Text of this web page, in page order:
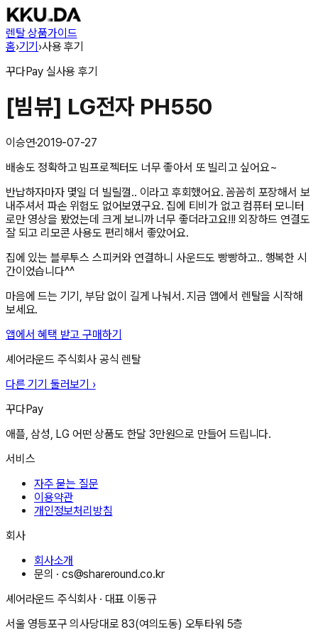
렌탈 상품가이드
홈›기기›사용 후기
꾸다Pay 실사용 후기
[빔뷰] LG전자 PH550
이승연·2019-07-27
배송도 정확하고 빔프로젝터도 너무 좋아서 또 빌리고 싶어요~
반납하자마자 몇일 더 빌릴껄.. 이라고 후회했어요. 꼼꼼히 포장해서 보
내주셔서 파손 위험도 없어보였구요. 집에 티비가 없고 컴퓨터 모니터
로만 영상을 봤었는데 크게 보니까 너무 좋더라고요!!! 외장하드 연결도
잘 되고 리모콘 사용도 편리해서 좋았어요.
집에 있는 블루투스 스피커와 연결하니 사운드도 빵빵하고.. 행복한 시
간이었습니다^^
마음에 드는 기기, 부담 없이 길게 나눠서. 지금 앱에서 렌탈을 시작해
보세요.
앱에서 혜택 받고 구매하기
셰어라운드 주식회사 공식 렌탈
다른 기기 둘러보기 ›
꾸다Pay
애플, 삼성, LG 어떤 상품도 한달 3만원으로 만들어 드립니다.
서비스
자주 묻는 질문
이용약관
개인정보처리방침
회사
회사소개
문의 ·cs@shareround.co.kr
셰어라운드 주식회사 · 대표 이동규
서울 영등포구 의사당대로 83(여의도동) 오투타워 5층